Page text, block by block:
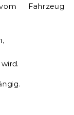
Fahrzeug